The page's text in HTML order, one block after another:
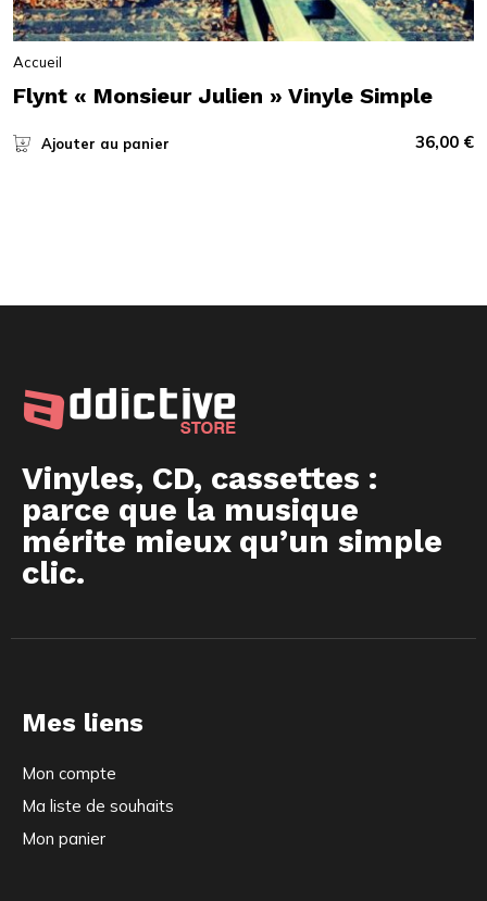
Accueil
Flynt « Monsieur Julien » Vinyle Simple
Ajouter au panier 36,00 €
Vinyles, CD, cassettes :
parce que la musique
mérite mieux qu’un simple
clic.
Mes liens
Mon compte
Ma liste de souhaits
Mon panier